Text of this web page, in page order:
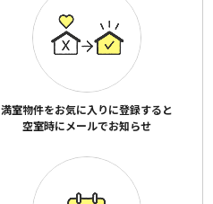
満室物件をお気に入りに登録すると
空室時にメールでお知らせ